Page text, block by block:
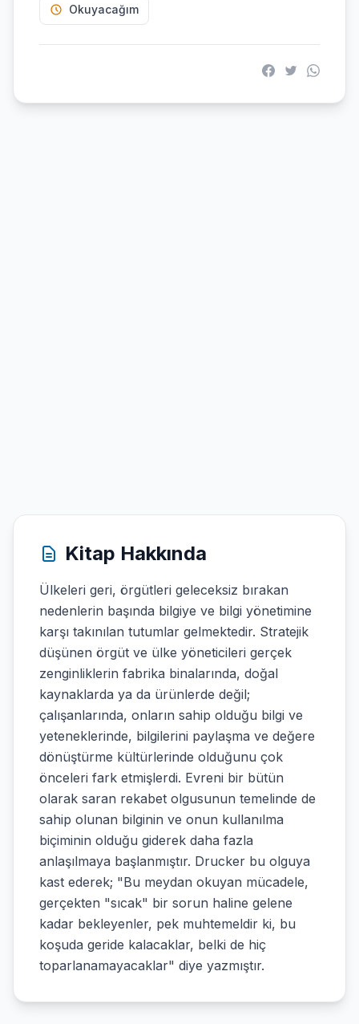
Okuyacağım
Kitap Hakkında
Ülkeleri geri, örgütleri geleceksiz bırakan
nedenlerin başında bilgiye ve bilgi yönetimine
karşı takınılan tutumlar gelmektedir. Stratejik
düşünen örgüt ve ülke yöneticileri gerçek
zenginliklerin fabrika binalarında, doğal
kaynaklarda ya da ürünlerde değil;
çalışanlarında, onların sahip olduğu bilgi ve
yeteneklerinde, bilgilerini paylaşma ve değere
dönüştürme kültürlerinde olduğunu çok
önceleri fark etmişlerdi. Evreni bir bütün
olarak saran rekabet olgusunun temelinde de
sahip olunan bilginin ve onun kullanılma
biçiminin olduğu giderek daha fazla
anlaşılmaya başlanmıştır. Drucker bu olguya
kast ederek; "Bu meydan okuyan mücadele,
gerçekten "sıcak" bir sorun haline gelene
kadar bekleyenler, pek muhtemeldir ki, bu
koşuda geride kalacaklar, belki de hiç
toparlanamayacaklar" diye yazmıştır.